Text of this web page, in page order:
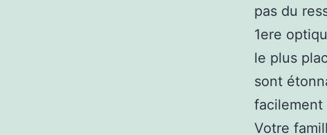
pas du
1ere
le plus
sont
facilement
Votre